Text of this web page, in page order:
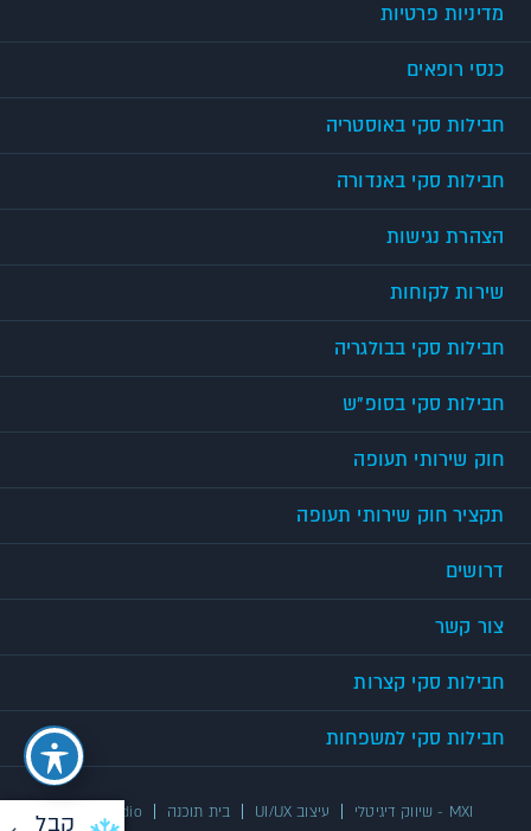
קבל
מדיניות פרטיות
כנסי רופאים
חבילות סקי באוסטריה
חבילות סקי באנדורה
הצהרת נגישות
שירות לקוחות
חבילות סקי בבולגריה
חבילות סקי בסופ"ש
חוק שירותי תעופה
תקציר חוק שירותי תעופה
דרושים
צור קשר
חבילות סקי קצרות
חבילות סקי למשפחות
UX/UI Studio בית תוכנה עיצוב UI/UX MXI - שיווק דיגיטלי